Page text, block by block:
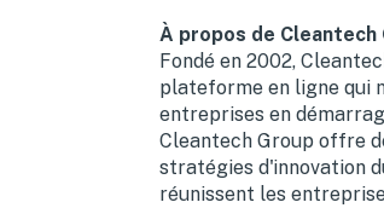
À propos de Cleantech
Fondé en 2002,
plateforme en ligne qui
entreprises en
Cleantech Group offre
stratégies d'innovation
réunissent les